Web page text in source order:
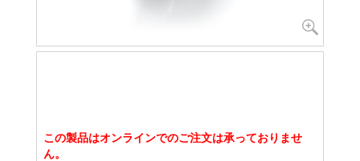
この製品はオンラインでのご注文は承っておりませ
ん。